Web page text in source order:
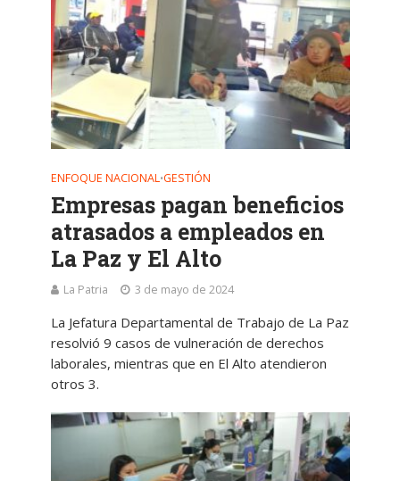
ENFOQUE NACIONAL•GESTIÓN
Empresas pagan beneficios
atrasados a empleados en
La Paz y El Alto
La Patria 3 de mayo de 2024
La Jefatura Departamental de Trabajo de La Paz
resolvió 9 casos de vulneración de derechos
laborales, mientras que en El Alto atendieron
otros 3.